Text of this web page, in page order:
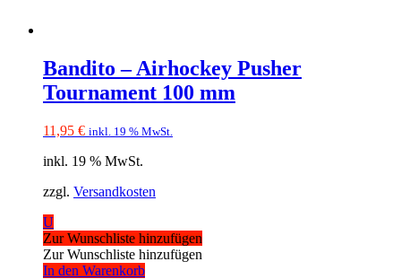
Bandito – Airhockey Pusher
Tournament 100 mm
11,95 € inkl. 19 % MwSt.
inkl. 19 % MwSt.
zzgl. Versandkosten
U
Zur Wunschliste hinzufügen
Zur Wunschliste hinzufügen
In den Warenkorb